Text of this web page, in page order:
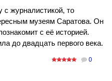
с журналисти­кой, то
музеям Саратова. Он
с её историей.
до двадцать первого века.
0